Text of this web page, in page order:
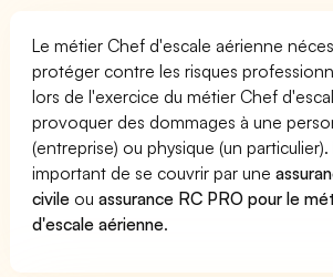
Le métier Chef d'escale aérienne
protéger contre les risques
lors de l'exercice du métier Chef
provoquer des dommages à une
(entreprise) ou physique (un
important de se couvrir par une
civile ouassurance RC PRO pour le
d'escale aérienne.